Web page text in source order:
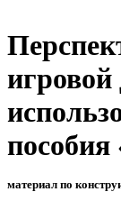
игровой
материал по